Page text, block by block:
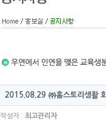
2015.08.29 ㈜홈스토리생활
작성자 : 최고관리자